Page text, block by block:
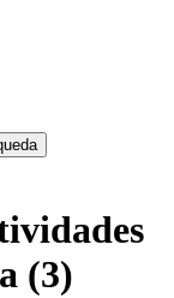
(3)